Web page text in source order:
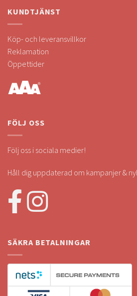
KUNDTJÄNST
Köp- och leveransvillkor
Reklamation
Öppettider
FÖLJ OSS
Följ oss i sociala medier!
Håll dig uppdaterad om kampanjer &
SÄKRA BETALNINGAR